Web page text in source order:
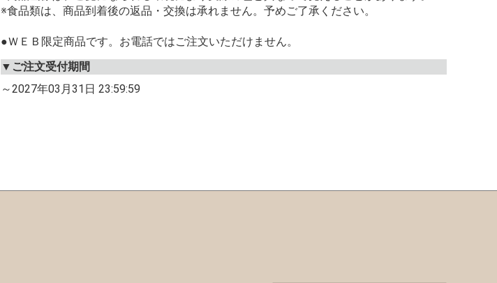
※食品類は、商品到着後の返品・交換は承れません。予めご了承ください。
●ＷＥＢ限定商品です。お電話ではご注文いただけません。
▼ご注文受付期間
～2027年03月31日 23:59:59